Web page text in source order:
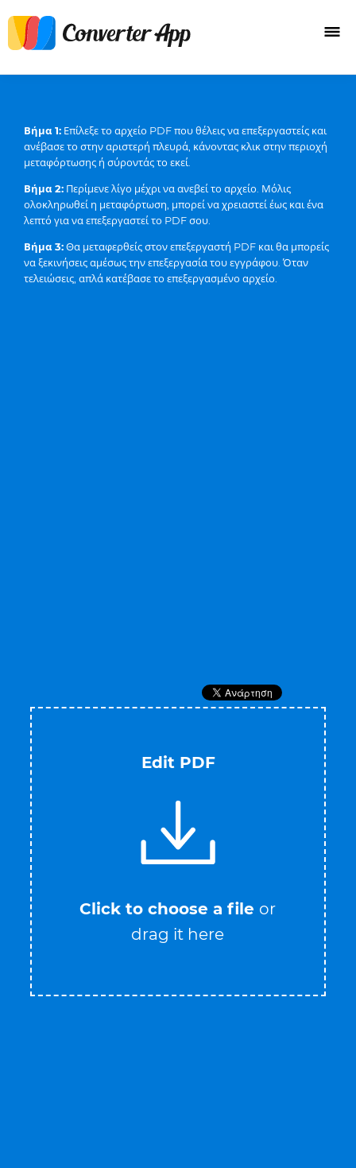
Βήμα 1: Επίλεξε το αρχείο PDF που θέλεις να επεξεργαστείς και
ανέβασε το στην αριστερή πλευρά, κάνοντας κλικ στην περιοχή
μεταφόρτωσης ή σύροντάς το εκεί.
Βήμα 2: Περίμενε λίγο μέχρι να ανεβεί το αρχείο. Μόλις
ολοκληρωθεί η μεταφόρτωση, μπορεί να χρειαστεί έως και ένα
λεπτό για να επεξεργαστεί το PDF σου.
Βήμα 3: Θα μεταφερθείς στον επεξεργαστή PDF και θα μπορείς
να ξεκινήσεις αμέσως την επεξεργασία του εγγράφου. Όταν
τελειώσεις, απλά κατέβασε το επεξεργασμένο αρχείο.
Edit PDF
Click to choose a file or
drag it here